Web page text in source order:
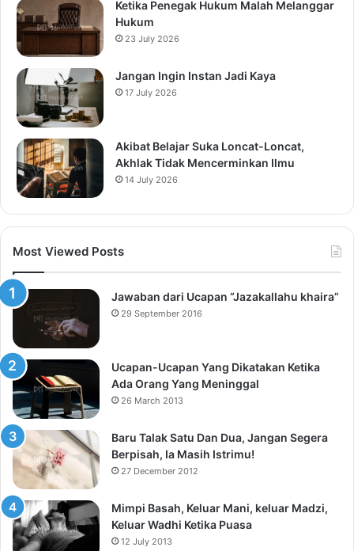
Ketika Penegak Hukum Malah Melanggar
Hukum
23 July 2026
Jangan Ingin Instan Jadi Kaya
17 July 2026
Akibat Belajar Suka Loncat-Loncat,
Akhlak Tidak Mencerminkan Ilmu
14 July 2026
Most Viewed Posts
Jawaban dari Ucapan “Jazakallahu khaira”
29 September 2016
Ucapan-Ucapan Yang Dikatakan Ketika
Ada Orang Yang Meninggal
26 March 2013
Baru Talak Satu Dan Dua, Jangan Segera
Berpisah, Ia Masih Istrimu!
27 December 2012
Mimpi Basah, Keluar Mani, keluar Madzi,
Keluar Wadhi Ketika Puasa
12 July 2013